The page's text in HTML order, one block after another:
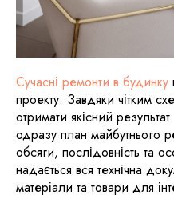
Сучасні ремонти в будинку
проекту. Завдяки чітким
отримати якісний
одразу план майбутнього
обсяги, послідовність та
надається вся технічна
матеріали та товари для